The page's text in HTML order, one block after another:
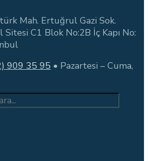
Mah. Ertuğrul Gazi Sok.
C1 Blok No:2B İç Kapı No:
909 35 95 • Pazartesi – Cuma,